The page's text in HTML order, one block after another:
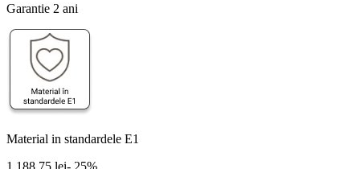
Garantie 2 ani
Material in standardele E1
1.188,75 lei- 25%